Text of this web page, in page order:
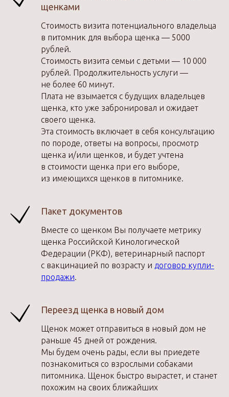
щенками
Стоимость визита потенциального владельца
в питомник для выбора щенка — 5000
рублей.
Стоимость визита семьи с детьми — 10 000
рублей. Продолжительность услуги —
не более 60 минут.
Плата не взымается с будущих владельцев
щенка, кто уже забронировал и ожидает
своего щенка.
Эта стоимость включает в себя консультацию
по породе, ответы на вопросы, просмотр
щенка и/или щенков, и будет учтена
в стоимости щенка при его выборе,
из имеющихся щенков в питомнике.
Пакет документов
Вместе со щенком Вы получаете метрику
щенка Российской Кинологической
Федерации (РКФ), ветеринарный паспорт
с вакцинацией по возрасту и договор купли-
продажи.
Переезд щенка в новый дом
Щенок может отправиться в новый дом не
раньше 45 дней от рождения.
Мы будем очень рады, если вы приедете
познакомиться со взрослыми собаками
питомника. Щенок быстро вырастет, и станет
похожим на своих ближайших